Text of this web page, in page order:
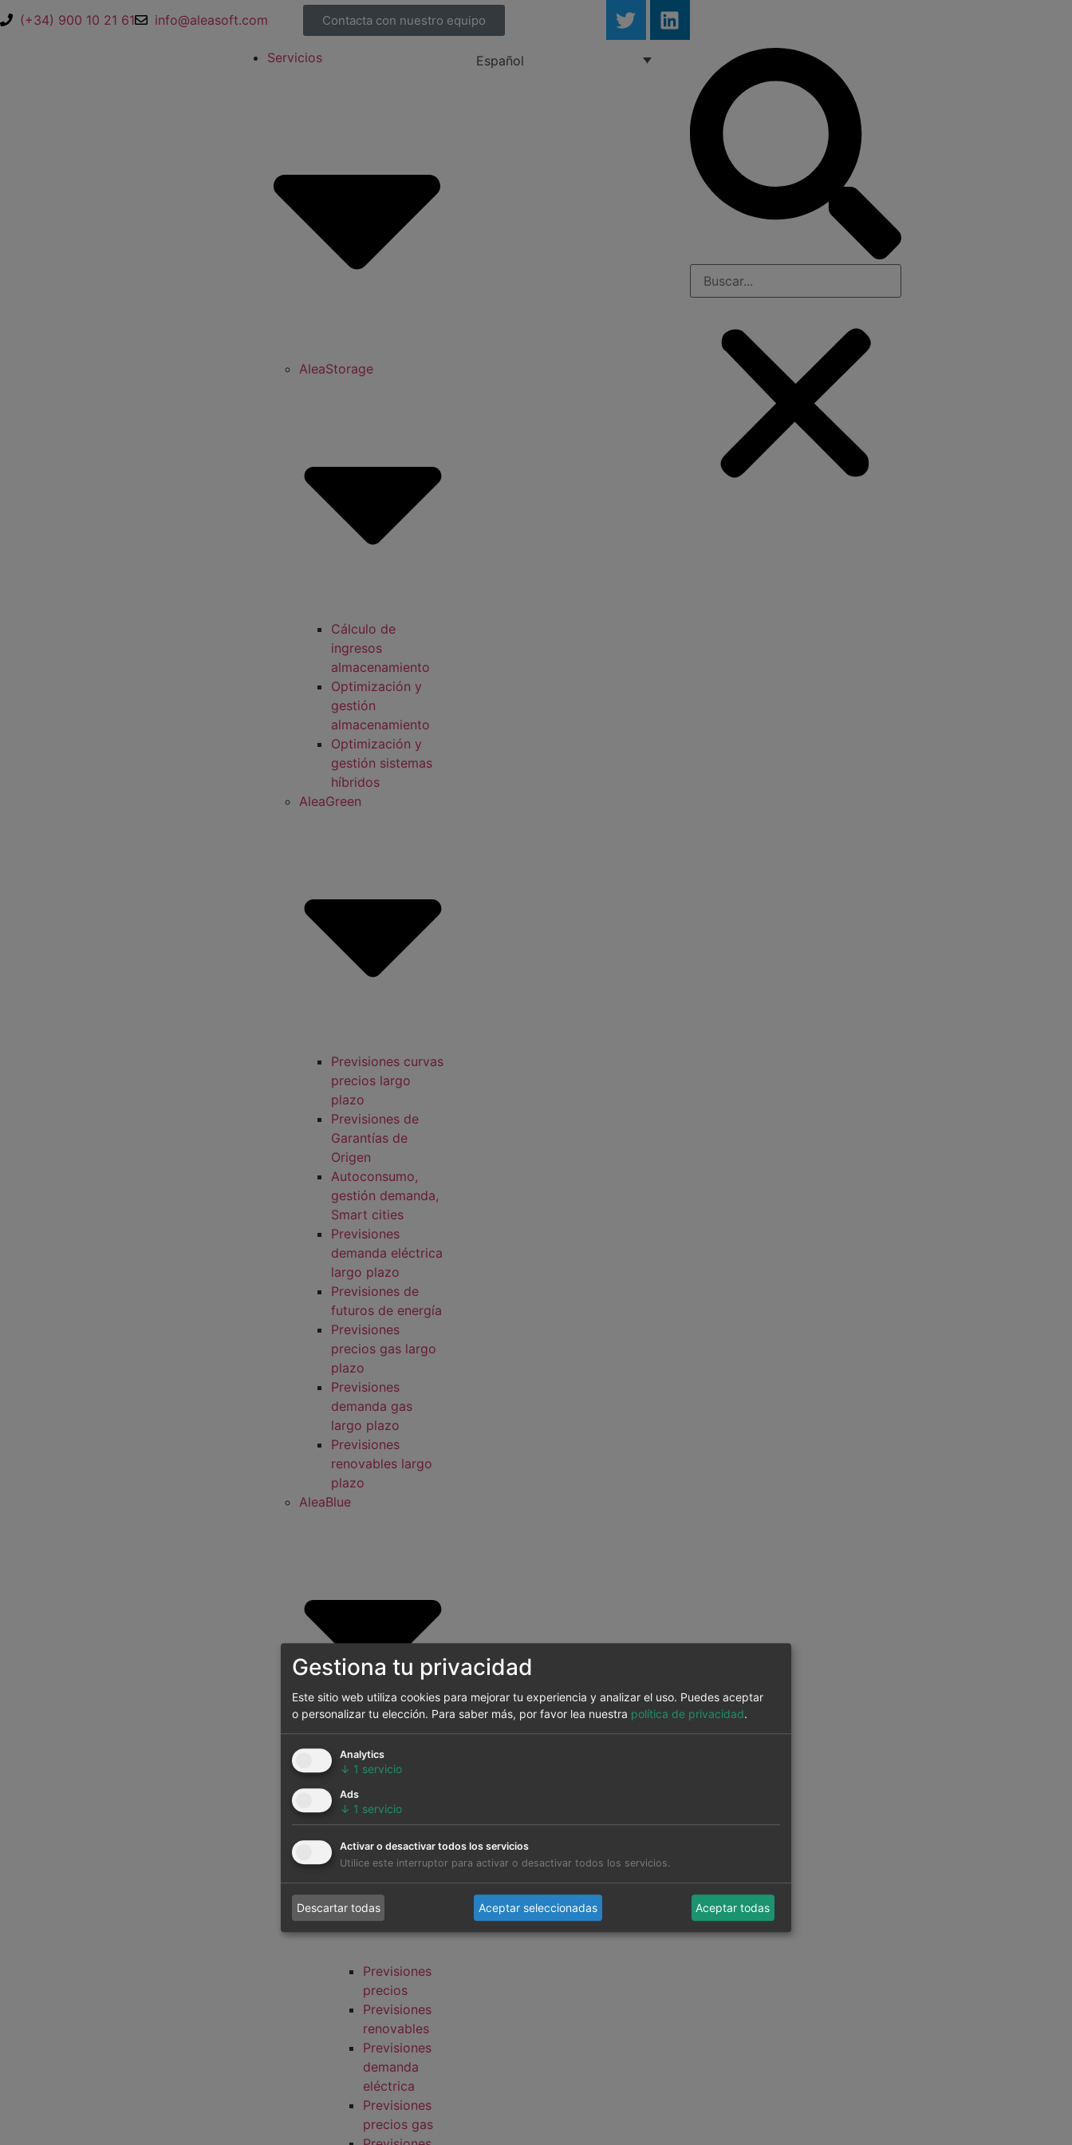
(+34) 900 10 21 61 info@aleasoft.com Contacta con nuestro equipo
Servicios
AleaStorage
Cálculo de
ingresos
almacenamiento
Optimización y
gestión
almacenamiento
Optimización y
gestión sistemas
híbridos
AleaGreen
Previsiones curvas
precios largo
plazo
Previsiones de
Garantías de
Origen
Autoconsumo,
gestión demanda,
Smart cities
Previsiones
demanda eléctrica
largo plazo
Previsiones de
futuros de energía
Previsiones
precios gas largo
plazo
Previsiones
demanda gas
largo plazo
Previsiones
renovables largo
plazo
AleaBlue
Corto plazo
Previsiones
precios
Previsiones
renovables
Previsiones
demanda
eléctrica
Previsiones
precios gas
Español
Gestiona tu privacidad
Este sitio web utiliza cookies para mejorar tu experiencia y analizar el uso. Puedes aceptar
o personalizar tu elección. Para saber más, por favor lea nuestra política de privacidad.
Analytics
↓ 1 servicio
Ads
↓ 1 servicio
Activar o desactivar todos los servicios
Utilice este interruptor para activar o desactivar todos los servicios.
Descartar todas Aceptar seleccionadas Aceptar todas